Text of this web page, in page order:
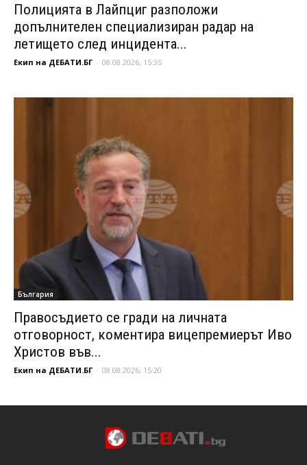
Полицията в Лайпциг разположи
допълнителен специализиран радар на
летището след инцидента...
Екип на ДЕБАТИ.БГ - 08.08.2026, 15:35
България
Правосъдието се гради на личната
отговорност, коментира вицепремиерът Иво
Христов във...
Екип на ДЕБАТИ.БГ - 08.08.2026, 15:20